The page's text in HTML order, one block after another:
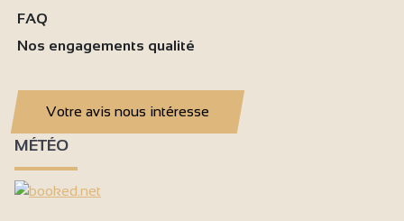
FAQ
Nos engagements qualité
Votre avis nous intéresse
MÉTÉO